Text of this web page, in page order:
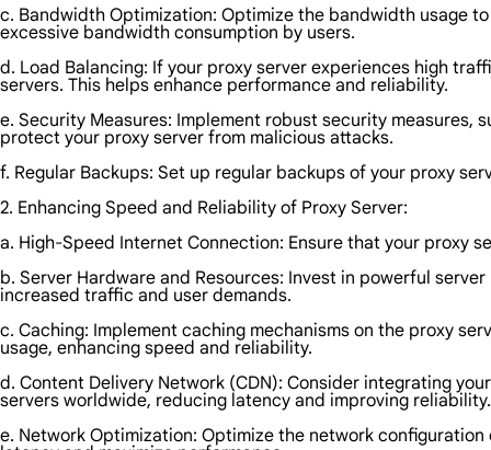
c. Bandwidth Optimization: Optimize the bandwidth usage
excessive bandwidth consumption by users.
d. Load Balancing: If your proxy server experiences high
servers. This helps enhance performance and reliability.
e. Security Measures: Implement robust security measures,
protect your proxy server from malicious attacks.
f. Regular Backups: Set up regular backups of your proxy
2. Enhancing Speed and Reliability of Proxy Server:
a. High-Speed Internet Connection: Ensure that your proxy
b. Server Hardware and Resources: Invest in powerful
increased traffic and user demands.
c. Caching: Implement caching mechanisms on the proxy
usage, enhancing speed and reliability.
d. Content Delivery Network (CDN): Consider integrating
servers worldwide, reducing latency and improving reliability.
e. Network Optimization: Optimize the network